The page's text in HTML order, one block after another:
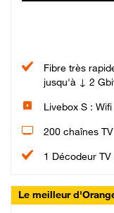
Fibre très
jusqu'à ↓ 2
Livebox S :
200 chaînes
1 Décodeur TV
Le meilleur